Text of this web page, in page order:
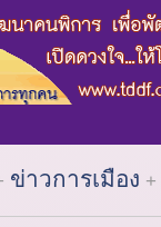
ข่าวการเมือง